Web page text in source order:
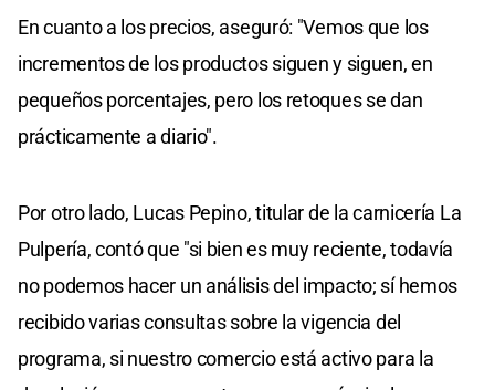
En cuanto a los precios, aseguró: "Vemos que los
incrementos de los productos siguen y siguen, en
pequeños porcentajes, pero los retoques se dan
prácticamente a diario".
Por otro lado, Lucas Pepino, titular de la carnicería La
Pulpería, contó que "si bien es muy reciente, todavía
no podemos hacer un análisis del impacto; sí hemos
recibido varias consultas sobre la vigencia del
programa, si nuestro comercio está activo para la